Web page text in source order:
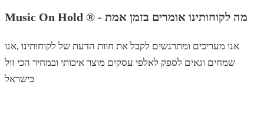
Music On Hold ® - מה לקוחותינו אומרים בזמן אמת
אנו מעריכים ומתרגשים לקבל את חוות הדעת של לקוחותינו ,אנו
שמחים וגאים לספק לאלפי עסקים מוצר איכותי ובמחיר הכי זול
בישראל